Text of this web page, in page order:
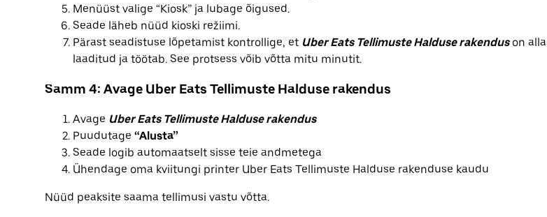
Menüüst valige “Kiosk” ja lubage õigused.
Seade läheb nüüd kioski režiimi.
Pärast seadistuse lõpetamist kontrollige, et Uber Eats Tellimuste Halduse rakenduson alla
laaditud ja töötab. See protsess võib võtta mitu minutit.
Samm 4: Avage Uber Eats Tellimuste Halduse rakendus
Avage Uber Eats Tellimuste Halduse rakendus
Puudutage “Alusta”
Seade logib automaatselt sisse teie andmetega
Ühendage oma kviitungi printer Uber Eats Tellimuste Halduse rakenduse kaudu
Nüüd peaksite saama tellimusi vastu võtta.